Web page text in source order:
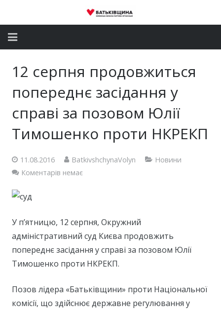
Депутатський корпус
Контакти
12 серпня продовжиться
попереднє засідання у
справі за позовом Юлії
Тимошенко проти НКРЕКП
11.08.2016 BatkivshchynaVolyn
Новини
Коментарів немає
У п’ятницю, 12 серпня, Окружний
адміністративний суд Києва продовжить
попереднє засідання у справі за позовом Юлії
Тимошенко проти НКРЕКП.
Позов лідера «Батьківщини» проти Національної
комісії, що здійснює державне регулювання у